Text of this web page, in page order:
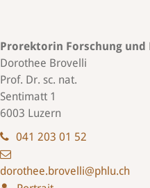
Prorektorin Forschung und
Dorothee Brovelli
Prof. Dr. sc. nat.
Sentimatt 1
6003 Luzern
041 203 01 52
dorothee.brovelli@phlu.ch